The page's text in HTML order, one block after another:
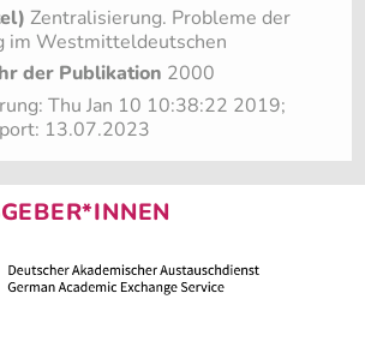
Zentralisierung. Probleme der
im Westmitteldeutschen
der Publikation 2000
Thu Jan 10 10:38:22 2019;
13.07.2023